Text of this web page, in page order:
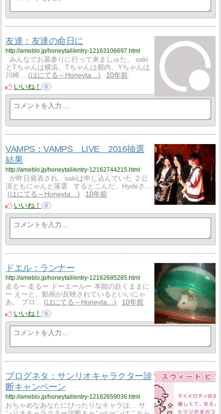
友達：友達の命日に
http://ameblo.jp/honeytail/entry-12163106697.html
みんなでお墓参りに行って来ましゅた。 saki
とTちゃんは横浜、Tちゃんは都内、Yちゃんは
川崎…
はにてる～Honeyta…
10年前
いいね！
0
VAMPS：VAMPS LIVE 2016抽選
結果
http://ameblo.jp/honeytail/entry-12162744215.html
が昨日発表され、sakiは申し込んでいた ２公
演ともにゃんと落選 するとこんだ、Hydeさ…
はにてる～Honeyta…
10年前
いいね！
0
ドエル：ランナー
http://ameblo.jp/honeytail/entry-12162685285.html
走るー 走るー ドーエールー 本能の赴くままに
ー えーと、動画が反映されているといいにゃ
あ。 ブロ…
はにてる～Honeyta…
10年前
いいね！
0
ブログネタ：サンリオキャラクター診
断キャンペーン
http://ameblo.jp/honeytail/entry-12162659036.html
おちゃめなあなたにぴったりなキャラは… サ